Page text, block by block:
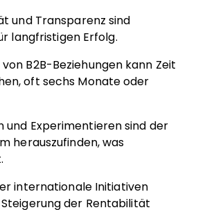
und Transparenz sind
langfristigen Erfolg.
B2B-Beziehungen kann Zeit
oft sechs Monate oder
und Experimentieren sind der
herauszufinden, was
internationale Initiativen
Steigerung der Rentabilität